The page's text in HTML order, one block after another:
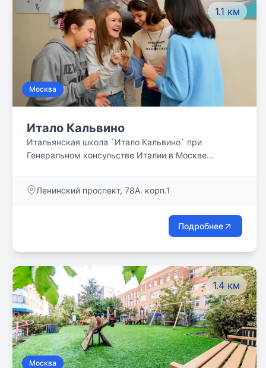
1.1 км
Москва
Итало Кальвино
Итальянская школа `Итало Кальвино` при
Генеральном консульстве Италии в Москве
школа, лингвистический лицей.
Ленинский проспект, 78A. корп.1
Подробнее
1.4 км
Москва